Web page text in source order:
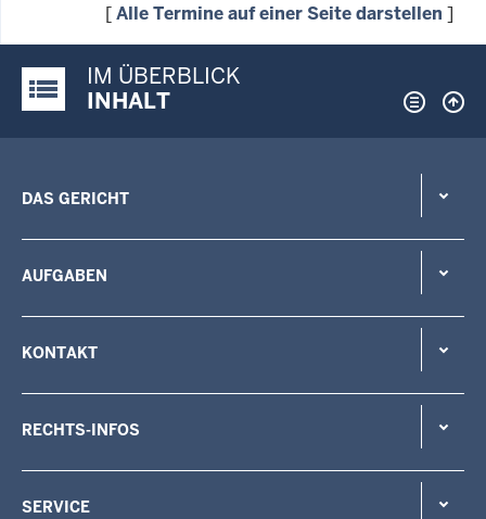
[Alle Termine auf einer Seite darstellen ]
Justiz-Portal im Überblick:
IM ÜBERBLICK
INHALT
DAS GERICHT
AUFGABEN
KONTAKT
RECHTS-INFOS
SERVICE